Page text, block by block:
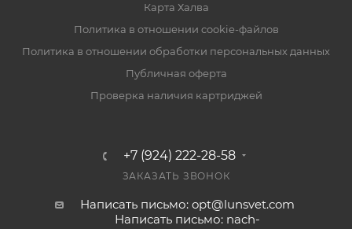
Карта Халва
Политика в отношении cookie-файлов
Политика в отношении обработки персональных данных
Публичная оферта
Проверка наличия картриджей
+7 (924) 222-28-58
ЗАКАЗАТЬ ЗВОНОК
Написать письмо: opt@lunsvet.com
Написать письмо: nach-